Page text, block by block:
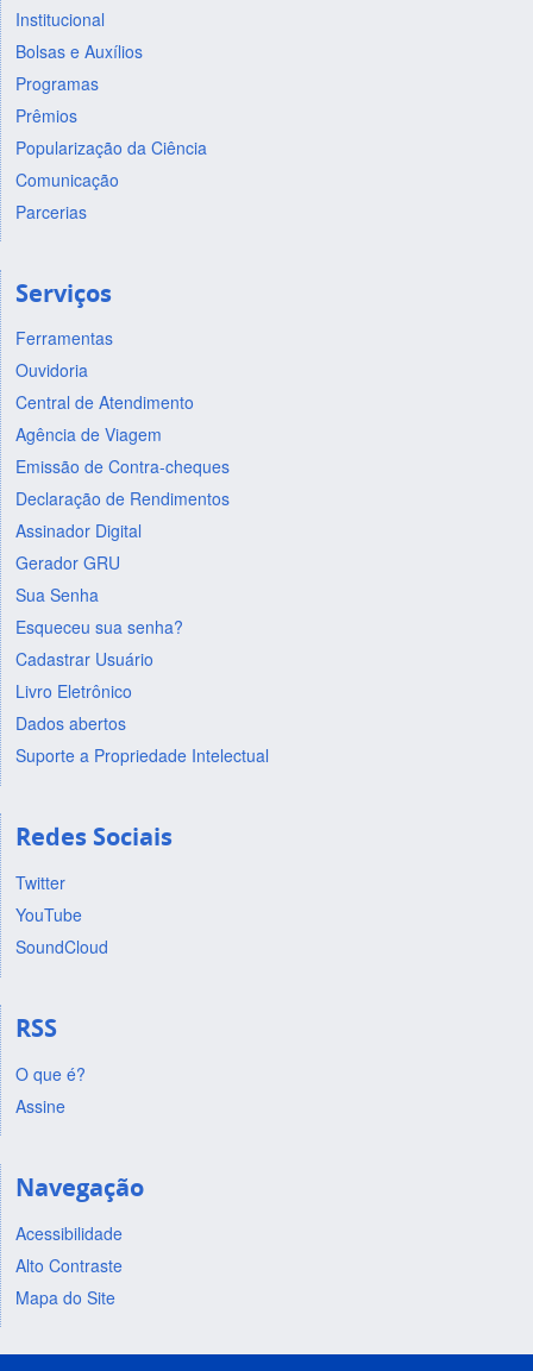
Institucional
Bolsas e Auxílios
Programas
Prêmios
Popularização da Ciência
Comunicação
Parcerias
Serviços
Ferramentas
Ouvidoria
Central de Atendimento
Agência de Viagem
Emissão de Contra-cheques
Declaração de Rendimentos
Assinador Digital
Gerador GRU
Sua Senha
Esqueceu sua senha?
Cadastrar Usuário
Livro Eletrônico
Dados abertos
Suporte a Propriedade Intelectual
Redes Sociais
Twitter
YouTube
SoundCloud
RSS
O que é?
Assine
Navegação
Acessibilidade
Alto Contraste
Mapa do Site